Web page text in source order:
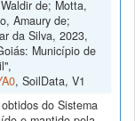
de; Motta,
Amaury de;
da Silva, 2023,
Município de
, SoilData, V1
do Sistema